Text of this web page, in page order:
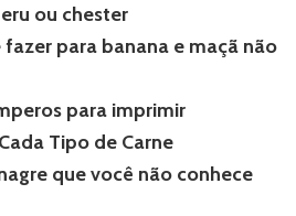
ou chester
fazer para banana e maçã não
para imprimir
Tipo de Carne
que você não conhece